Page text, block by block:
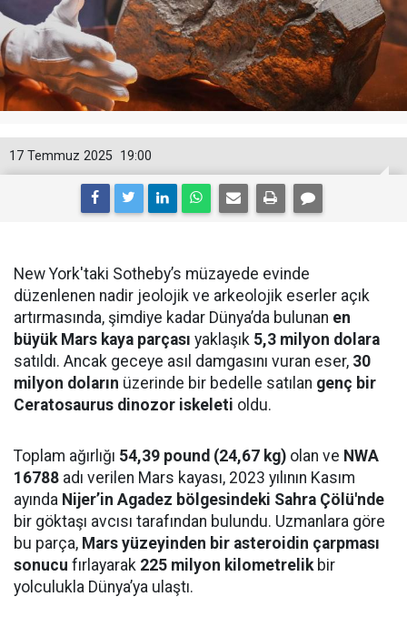
19:00
17 Temmuz 2025
New York'taki Sotheby’s müzayede evinde
düzenlenen nadir jeolojik ve arkeolojik eserler açık
artırmasında, şimdiye kadar Dünya’da bulunan en
büyük Mars kaya parçası yaklaşık 5,3 milyon dolara
satıldı. Ancak geceye asıl damgasını vuran eser, 30
milyon doların üzerinde bir bedelle satılan genç bir
Ceratosaurus dinozor iskeleti oldu.
Toplam ağırlığı 54,39 pound (24,67 kg) olan ve NWA
16788 adı verilen Mars kayası, 2023 yılının Kasım
ayında Nijer’in Agadez bölgesindeki Sahra Çölü'nde
bir göktaşı avcısı tarafından bulundu. Uzmanlara göre
bu parça, Mars yüzeyinden bir asteroidin çarpması
sonucu fırlayarak 225 milyon kilometrelikbir
yolculukla Dünya’ya ulaştı.